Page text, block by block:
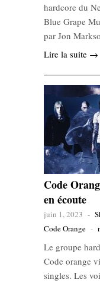
hardcore du
Blue Grape
par Jon
Lire la suite →
Code
en écoute
juin 1, 2023 -
Code Orange -
Le groupe
Code orange
singles. Les